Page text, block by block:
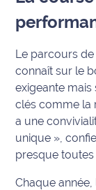
Transport
National
International
Défense
Municipales
Le parcours
connaît sur le
exigeante
clés comme la
a une
unique » ,
presque toutes
Chaque